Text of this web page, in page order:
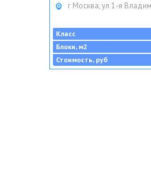
г Москва, ул 1-я
Класс
Блоки, м2
Стоимость, руб